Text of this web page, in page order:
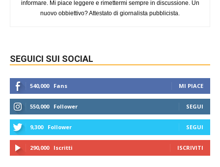
informare. Mi piace leggere e rimettermi sempre in discussione. Un
nuovo obbiettivo? Attestato di giornalista pubblicista.
SEGUICI SUI SOCIAL
540,000 Fans MI PIACE
550,000 Follower SEGUI
9,300 Follower SEGUI
290,000 Iscritti ISCRIVITI